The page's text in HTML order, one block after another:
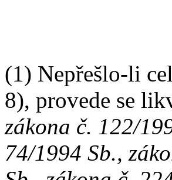
(1) Nepřešlo-li
8), provede se
zákona č. 122/
74/1994 Sb.,